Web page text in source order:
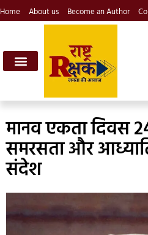
Home About us Become an Author
मानव एकता दिवस
समरसता और
संदेश